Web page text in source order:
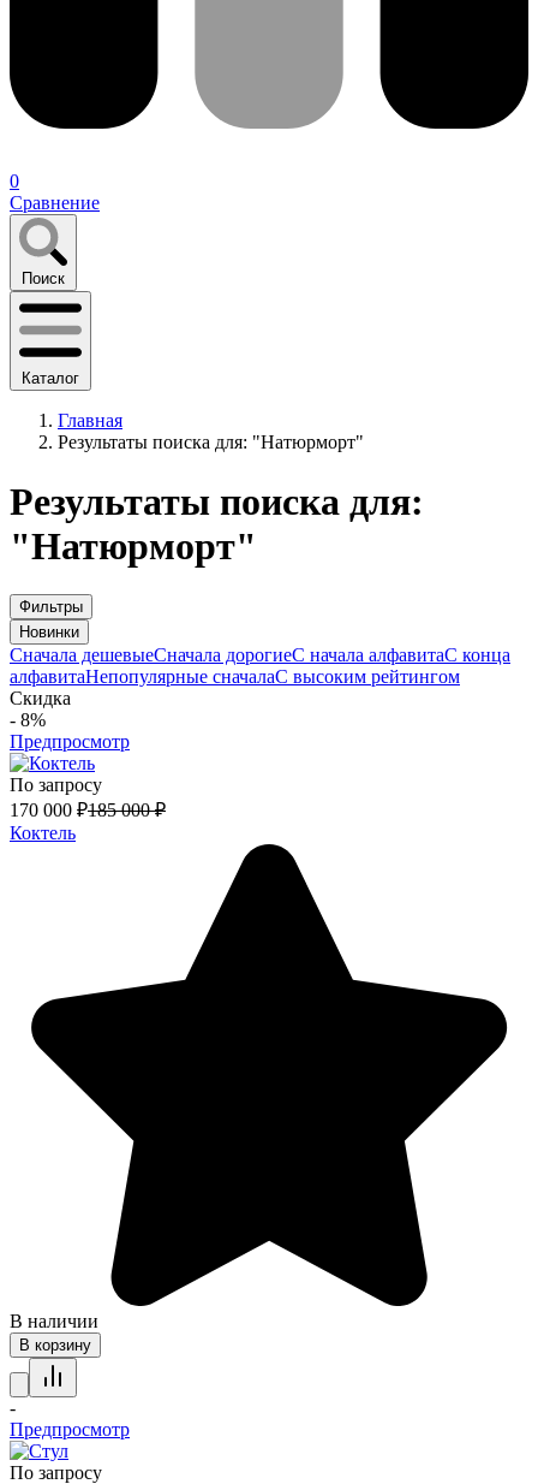
0
Сравнение
Поиск
Каталог
Главная
Результаты поиска для: "Натюрморт"
Результаты поиска для:
"Натюрморт"
Фильтры
Новинки
Сначала дешевыеСначала дорогиеС начала алфавитаС конца
алфавитаНепопулярные сначалаС высоким рейтингом
Скидка
- 8%
Предпросмотр
По запросу
170 000 ₽185 000 ₽
Коктель
В наличии
В корзину
-
Предпросмотр
По запросу